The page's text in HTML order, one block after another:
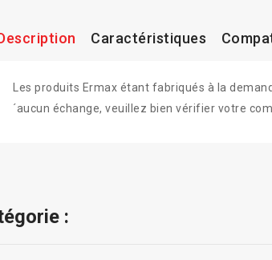
Caractéristiques
Les produits Ermax étant fabriqués à la
´aucun échange, veuillez bien vérifier votre
: